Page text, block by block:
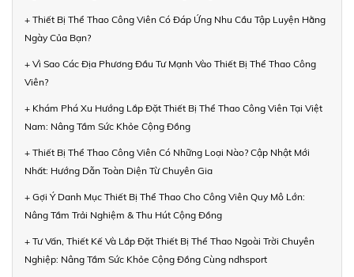
+ Thiết Bị Thể Thao Công Viên Có Đáp Ứng Nhu Cầu Tập Luyện Hằng
Ngày Của Bạn?
+ Vì Sao Các Địa Phương Đầu Tư Mạnh Vào Thiết Bị Thể Thao Công
Viên?
+ Khám Phá Xu Hướng Lắp Đặt Thiết Bị Thể Thao Công Viên Tại Việt
Nam: Nâng Tầm Sức Khỏe Cộng Đồng
+ Thiết Bị Thể Thao Công Viên Có Những Loại Nào? Cập Nhật Mới
Nhất: Hướng Dẫn Toàn Diện Từ Chuyên Gia
+ Gợi Ý Danh Mục Thiết Bị Thể Thao Cho Công Viên Quy Mô Lớn:
Nâng Tầm Trải Nghiệm & Thu Hút Cộng Đồng
+ Tư Vấn, Thiết Kế Và Lắp Đặt Thiết Bị Thể Thao Ngoài Trời Chuyên
Nghiệp: Nâng Tầm Sức Khỏe Cộng Đồng Cùng ndhsport